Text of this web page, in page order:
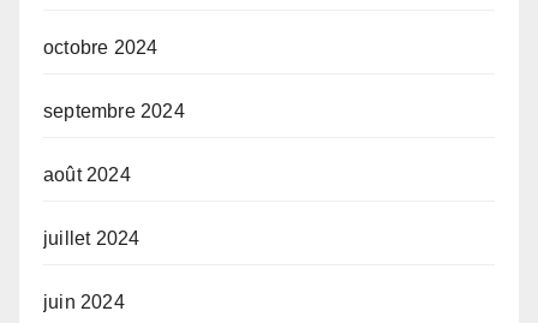
octobre 2024
septembre 2024
août 2024
juillet 2024
juin 2024